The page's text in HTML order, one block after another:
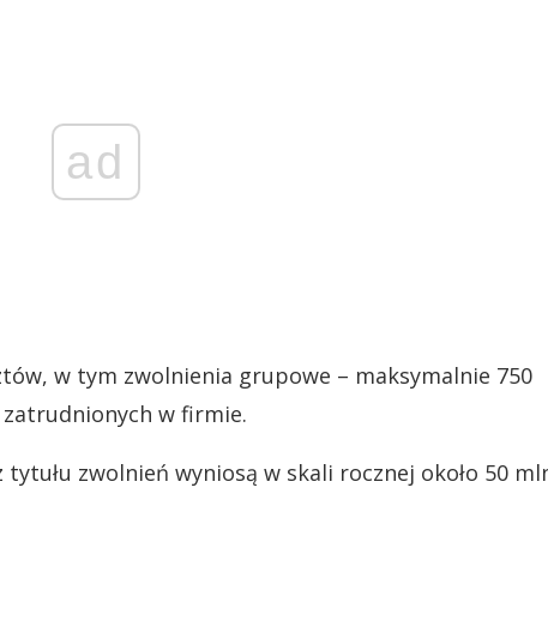
ad
w tym zwolnienia grupowe – maksymalnie 750
zatrudnionych w firmie.
zwolnień wyniosą w skali rocznej około 50